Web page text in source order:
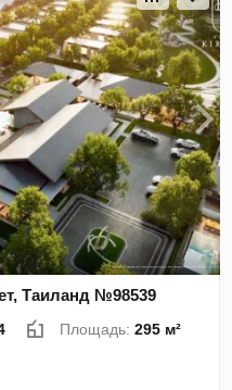
Таиланд №98539
Площадь:295 м²